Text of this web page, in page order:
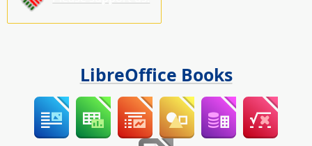
LibreOffice Books